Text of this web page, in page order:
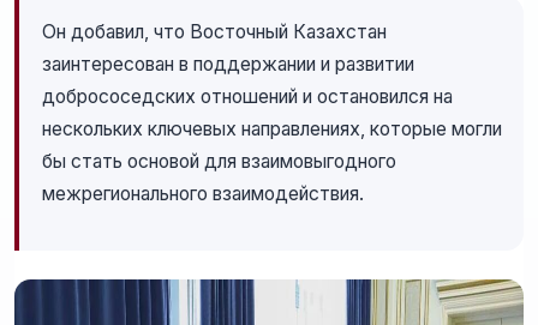
Он добавил, что Восточный Казахстан
заинтересован в поддержании и развитии
добрососедских отношений и остановился на
нескольких ключевых направлениях, которые могли
бы стать основой для взаимовыгодного
межрегионального взаимодействия.